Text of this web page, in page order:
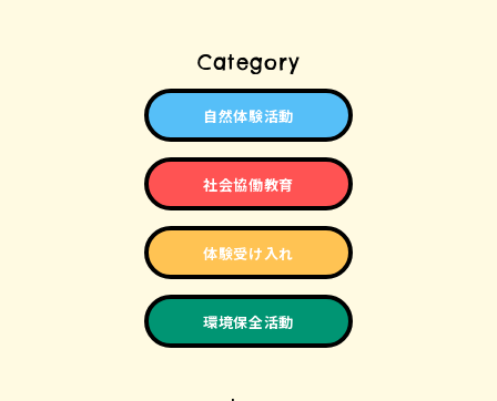
Category
自然体験活動
社会協働教育
体験受け入れ
環境保全活動